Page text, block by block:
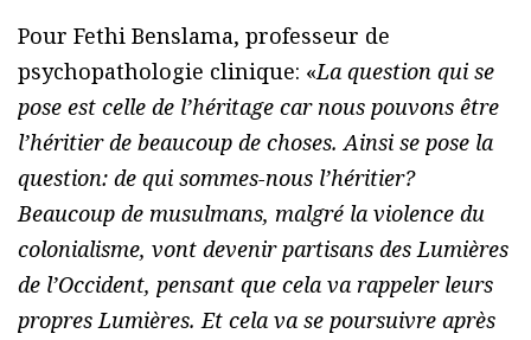
Pour Fethi Benslama, professeur de
psychopathologie clinique: «La question qui se
pose est celle de l’héritage car nous pouvons être
l’héritier de beaucoup de choses. Ainsi se pose la
question: de qui sommes-nous l’héritier?
Beaucoup de musulmans, malgré la violence du
colonialisme, vont devenir partisans des Lumières
de l’Occident, pensant que cela va rappeler leurs
propres Lumières. Et cela va se poursuivre après